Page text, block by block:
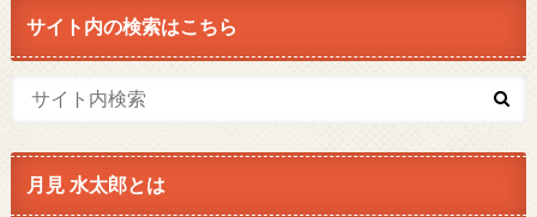
サイト内の検索はこちら
月見 水太郎とは